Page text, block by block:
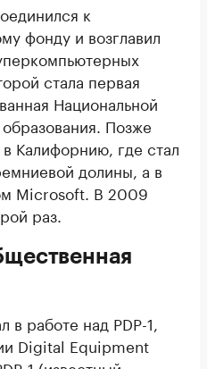
к
фонду и возглавил
стала первая
Национальной
Позже
Калифорнию, где стал
долины, а в
Microsoft. В 2009
раз.
в работе над PDP-1,
Digital Equipment